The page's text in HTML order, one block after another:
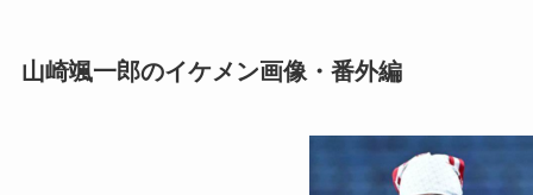
山崎颯一郎のイケメン画像・番外編